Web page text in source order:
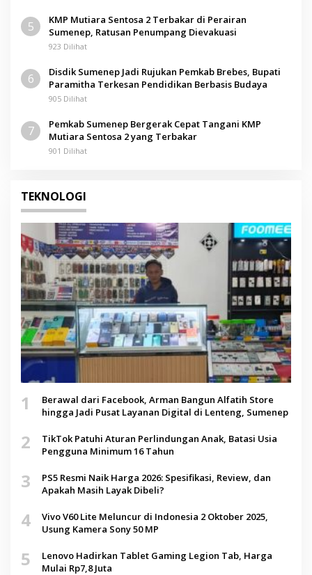
5
KMP Mutiara Sentosa 2 Terbakar di Perairan
Sumenep, Ratusan Penumpang Dievakuasi
923 Dilihat
6
Disdik Sumenep Jadi Rujukan Pemkab Brebes, Bupati
Paramitha Terkesan Pendidikan Berbasis Budaya
905 Dilihat
7
Pemkab Sumenep Bergerak Cepat Tangani KMP
Mutiara Sentosa 2 yang Terbakar
901 Dilihat
TEKNOLOGI
1
Berawal dari Facebook, Arman Bangun Alfatih Store
hingga Jadi Pusat Layanan Digital di Lenteng, Sumenep
2
TikTok Patuhi Aturan Perlindungan Anak, Batasi Usia
Pengguna Minimum 16 Tahun
3
PS5 Resmi Naik Harga 2026: Spesifikasi, Review, dan
Apakah Masih Layak Dibeli?
4
Vivo V60 Lite Meluncur di Indonesia 2 Oktober 2025,
Usung Kamera Sony 50 MP
5
Lenovo Hadirkan Tablet Gaming Legion Tab, Harga
Mulai Rp7,8 Juta